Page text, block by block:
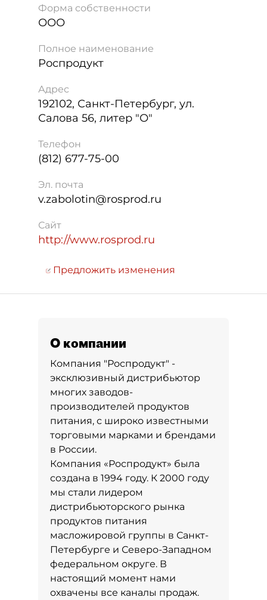
Форма собственности
ООО
Полное наименование
Роспродукт
Адрес
192102, Санкт-Петербург, ул.
Салова 56, литер "О"
Телефон
(812) 677-75-00
Эл. почта
v.zabolotin@rosprod.ru
Сайт
http://www.rosprod.ru
Предложить изменения
О компании
Компания "Роспродукт" -
эксклюзивный дистрибьютор
многих заводов-
производителей продуктов
питания, с широко известными
торговыми марками и брендами
в России.
Компания «Роспродукт» была
создана в 1994 году. К 2000 году
мы стали лидером
дистрибьюторского рынка
продуктов питания
масложировой группы в Санкт-
Петербурге и Северо-Западном
федеральном округе. В
настоящий момент нами
охвачены все каналы продаж.